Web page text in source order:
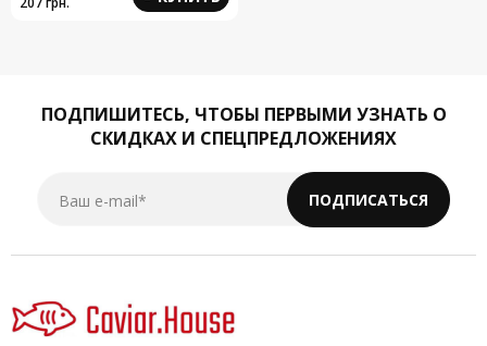
ПОДПИШИТЕСЬ, ЧТОБЫ ПЕРВЫМИ УЗНАТЬ О
СКИДКАХ И СПЕЦПРЕДЛОЖЕНИЯХ
Ваш e-mail* ПОДПИСАТЬСЯ